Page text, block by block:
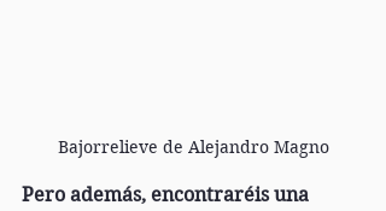
Bajorrelieve de Alejandro Magno
Pero además, encontraréis una